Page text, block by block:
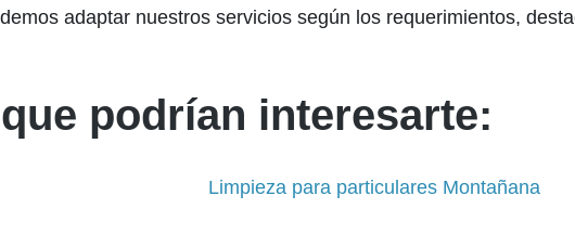
adaptar nuestros servicios según los requerimientos,
podrían interesarte:
Limpieza para particulares Montañana